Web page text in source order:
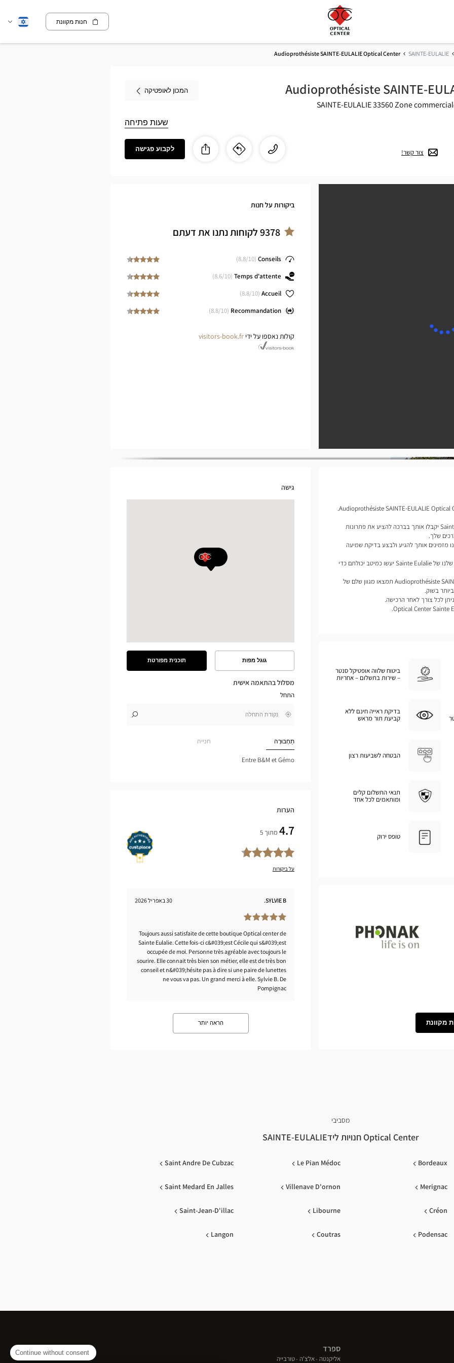
Continue without consent
חנות מקוונת
שנהעברית
SAINTE-EULALIE
Audioprothésiste SAINTE-EULALIE Optical Center
Audioprothésiste SAINTE-
Zone
33560 SAINTE-EULALIE
צור קשר!
המכון לאופטיקה
שעות פתיחה
התקשר
Optical
ב
שיחה לו"ז
לחנות
Optical
לַחֲלוֹק
לקבוע פגישה
ביקורות על חנות
9378לקוחות נתנו את דעתם
Conseils
(
8.8/10)
Temps d'attente
(
8.6/10)
Accueil
(
8.8/10)
Recommandation
(
8.8/10)
קולות נאספו על ידי visitors-book.fr
מומחי מכשירי השמיעה שלנו של Sainte Eulalie יקבלו אותך בברכה להציע את פתרונות
שלך.
מזמינים אותך להגיע ולבצע בדיקת שמיעה
לפי הפרופיל שלך, מומחי מכשירי השמיעה שלנו של Sainte Eulalie יעשו כמיטב יכולתם כדי
בחנות שלנו Audioprothésiste SAINTE-EULALIE Optical Center תמצאו מגוון שלם של
בשוק.
לכל צורך לאחר הרכישה.
ביטוח שלווה אופטיקל סנטר
– שירות בתשלום – אחריות
בדיקת ראייה חינם ללא
קביעת תור מראש
הבטחה לשביעות רצון
תנאי התשלום קלים
ומותאמים לכל אחד
טופס ירוק
מקוונת
גישה
גוגל מפות
ראה
את
במפת
תוכנית מפורטת
ראה
מסלול בהתאמה אישית
התחל
,
Center
בקרבתי לו"ז
לחנות
תַחְבּוּרָה חנייה
Entre B&M et Gémo
הערות
4.7 מתוך 5
על ביקורות
SYLVIE B. 30 באפריל 2026
Toujours aussi satisfaite de cette boutique Optical center de
Sainte Eulalie. Cette fois-ci c&#039;est Cécile qui s&#039;est
occupée de moi. Personne très agréable avec toujours le
sourire. Elle connait très bien son métier, elle est de très bon
conseil et n&#039;hésite pas à dire si une paire de lunettes
ne vous va pas. Un grand merci à elle. Sylvie B. De
Pompignac
הראה יותר
מסביבי
Optical Center חנויות לידSAINTE-EULALIE
Bordeaux
Le Pian Médoc
Saint Andre De Cubzac
Merignac
Villenave D'ornon
Saint Medard En Jalles
Créon
Libourne
Saint-Jean-D'illac
Podensac
Coutras
Langon
ספרד
אליקנטה(פתח
אלצ'ה(פתח
טורבייה(פתח